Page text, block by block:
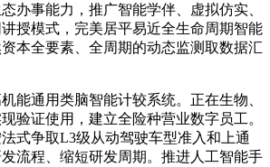
办事能力，推广智能学伴、虚拟仿实、
授模式，完美居平易近全生命周期智能
本全要素、全周期的动态监测取数据汇
通用类脑智能计较系统。正在生物、
验证使用，建立全险种营业数字员工。
式争取L3级从动驾驶车型准入和上通
流程、缩短研发周期。推进人工智能手